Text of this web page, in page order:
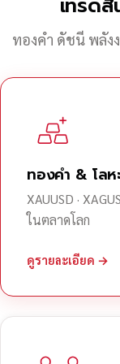
ทองคำ ดัชนี พลัง
ทองคำ & โลห
XAUUSD ·
ในตลาดโลก
ดูรายละเอียด →